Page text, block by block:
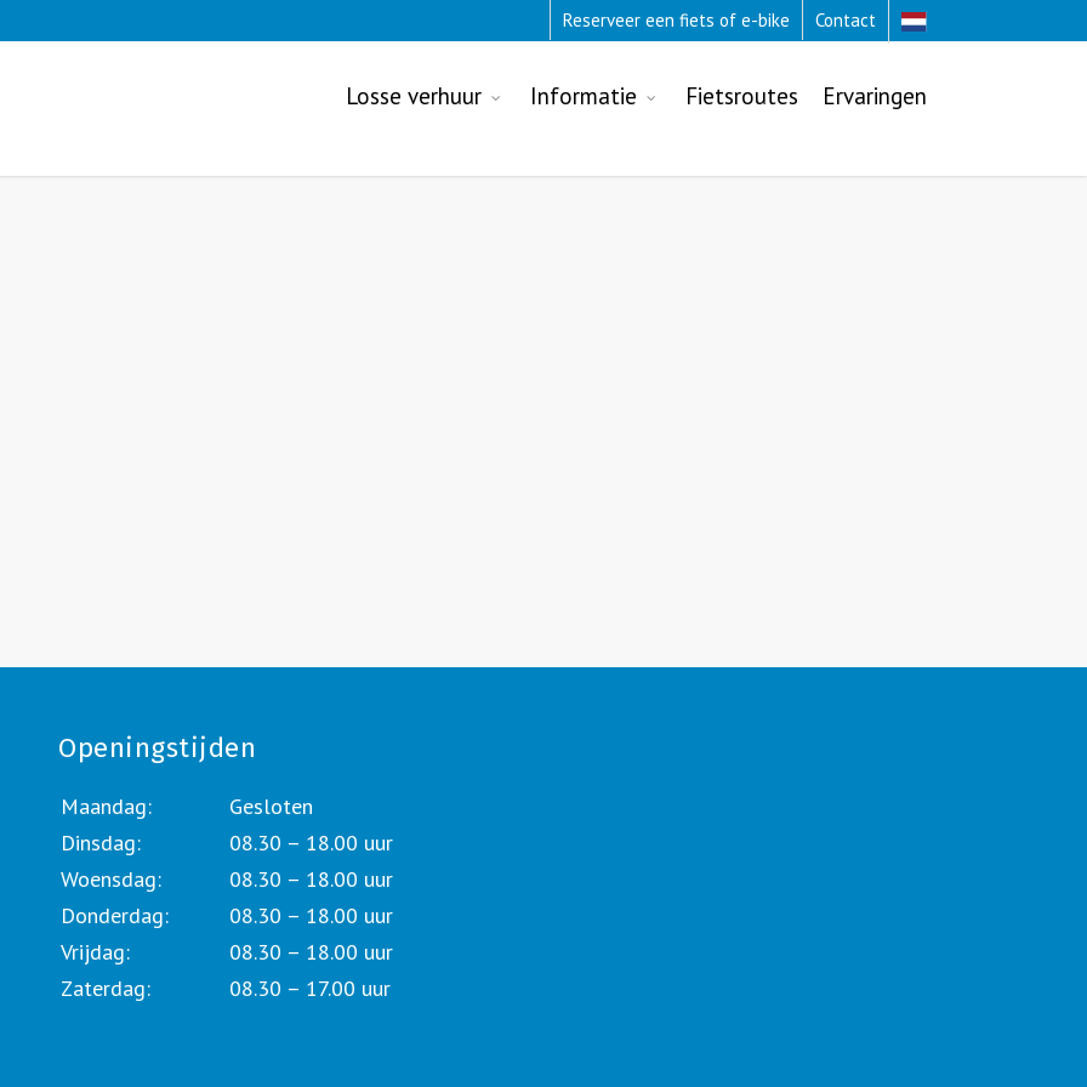
Reserveer een fiets of e-bike Contact
Losse verhuur Informatie Fietsroutes Ervaringen
Openingstijden
Maandag:
Gesloten
Dinsdag:
08.30 – 18.00 uur
Woensdag:
08.30 – 18.00 uur
Donderdag:
08.30 – 18.00 uur
Vrijdag:
08.30 – 18.00 uur
Zaterdag:
08.30 – 17.00 uur